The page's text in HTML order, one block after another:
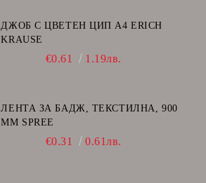
ДЖОБ С ЦВЕТЕН ЦИП А4 ERICH
KRAUSE
€0.61 1.19лв.
ЛЕНТА ЗА БАДЖ, ТЕКСТИЛНА, 900
ММ SPREE
€0.31 0.61лв.